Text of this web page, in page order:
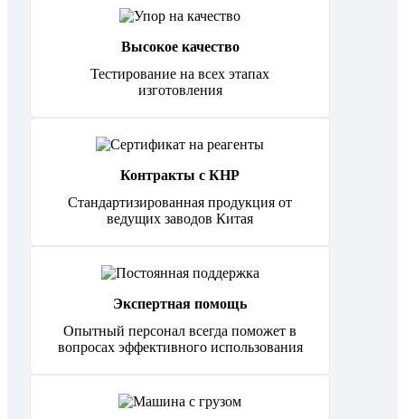
Высокое качество
Тестирование на всех этапах
изготовления
Контракты с КНР
Стандартизированная продукция от
ведущих заводов Китая
Экспертная помощь
Опытный персонал всегда поможет в
вопросах эффективного использования